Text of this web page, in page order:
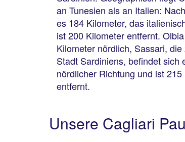
an Tunesien als an Italien:
es 184 Kilometer, das
ist 200 Kilometer entfernt.
Kilometer nördlich, Sassari,
Stadt Sardiniens, befindet sich
nördlicher Richtung und ist
entfernt.
Unsere Cagliari